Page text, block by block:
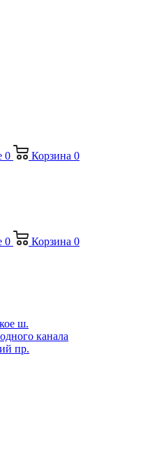
0 Корзина 0
0 Корзина 0
ш.
канала
пр.